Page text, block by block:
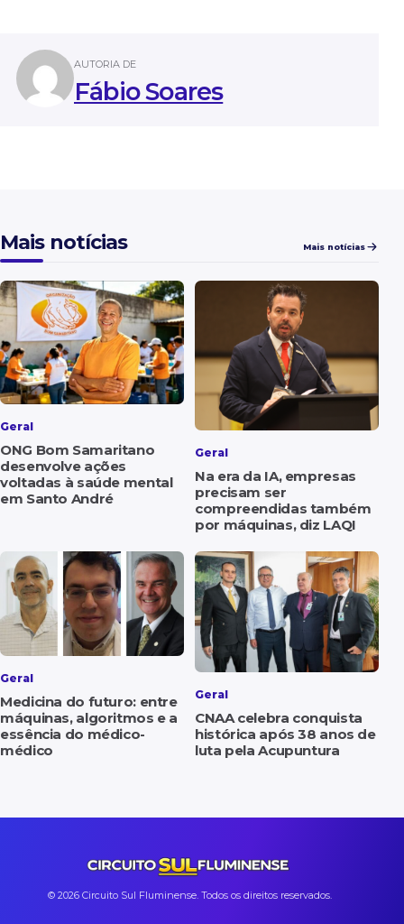
AUTORIA DE
Fábio Soares
Mais notícias Mais notícias
Geral
ONG Bom Samaritano
desenvolve ações
voltadas à saúde mental
em Santo André
Geral
Na era da IA, empresas
precisam ser
compreendidas também
por máquinas, diz LAQI
Geral
Medicina do futuro: entre
máquinas, algoritmos e a
essência do médico-
médico
Geral
CNAA celebra conquista
histórica após 38 anos de
luta pela Acupuntura
© 2026 Circuito Sul Fluminense. Todos os direitos reservados.